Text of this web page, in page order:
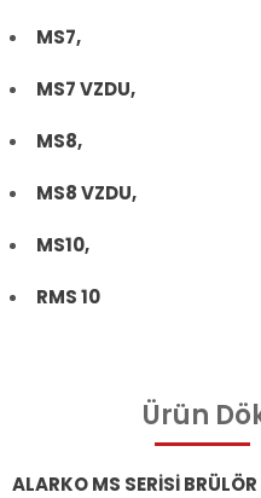
MS7,
MS7 VZDU,
MS8,
MS8 VZDU,
MS10,
RMS 10
Ürün
ALARKO MS SERİSİ